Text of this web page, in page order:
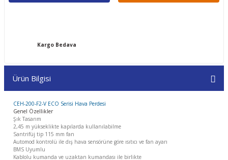
Kargo Bedava
Ürün Bilgisi
CEH-200-F2-V ECO Serisi Hava Perdesi
Genel Özellikler
Şık Tasarım
2,45 m yükseklikte kapılarda kullanılabilme
Santrifüj tip 115 mm fan
Automod kontrolü ile dış hava sensörüne göre ısıtıcı ve fan ayarı
BMS Uyumlu
Kablolu kumanda ve uzaktan kumandası ile birlikte